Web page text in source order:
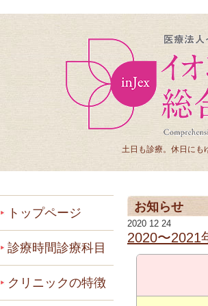
土日も診療。休日にも
お知らせ
2020 12 24
2020〜2021
トップページ
診療時間診療科目
クリニックの特徴